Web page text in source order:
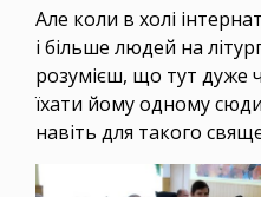
Але коли в холі
і більше людей на
розумієш, що тут дуже
їхати йому одному
навіть для такого